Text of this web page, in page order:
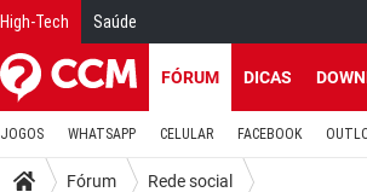
High-Tech Saúde
FÓRUM DICAS
JOGOS WHATSAPP CELULAR FACEBOOK
Fórum Rede social